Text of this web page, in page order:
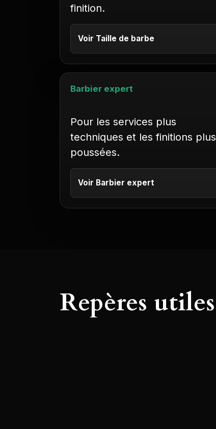
finition.
Voir Taille de barbe
Barbier expert
Pour les services plus
techniques et les finitions plus
poussées.
Voir Barbier expert
Repères utiles